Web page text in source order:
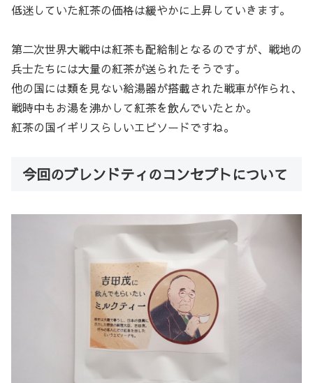
低迷していた紅茶の価格は緩やかに上昇していきます。
第二次世界大戦中は紅茶も配給制となるのですが、戦地の
兵士たちには大量の紅茶が送られたそうです。
他の国には類を見ない給湯器が搭載された戦車が作られ、
戦時中もお湯を沸かして紅茶を飲んでいたとか。
紅茶の国イギリスらしいエピソードですね。
今回のブレンドティのコンセプトについて